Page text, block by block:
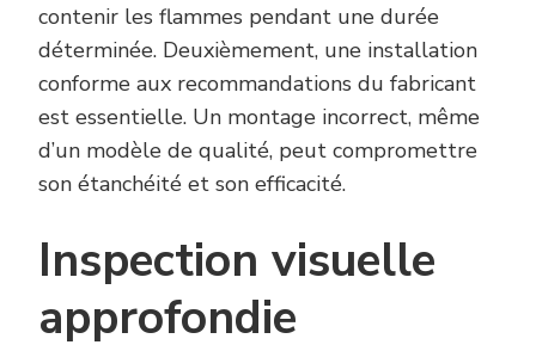
contenir les flammes pendant une durée
déterminée. Deuxièmement, une installation
conforme aux recommandations du fabricant
est essentielle. Un montage incorrect, même
d’un modèle de qualité, peut compromettre
son étanchéité et son efficacité.
Inspection visuelle
approfondie